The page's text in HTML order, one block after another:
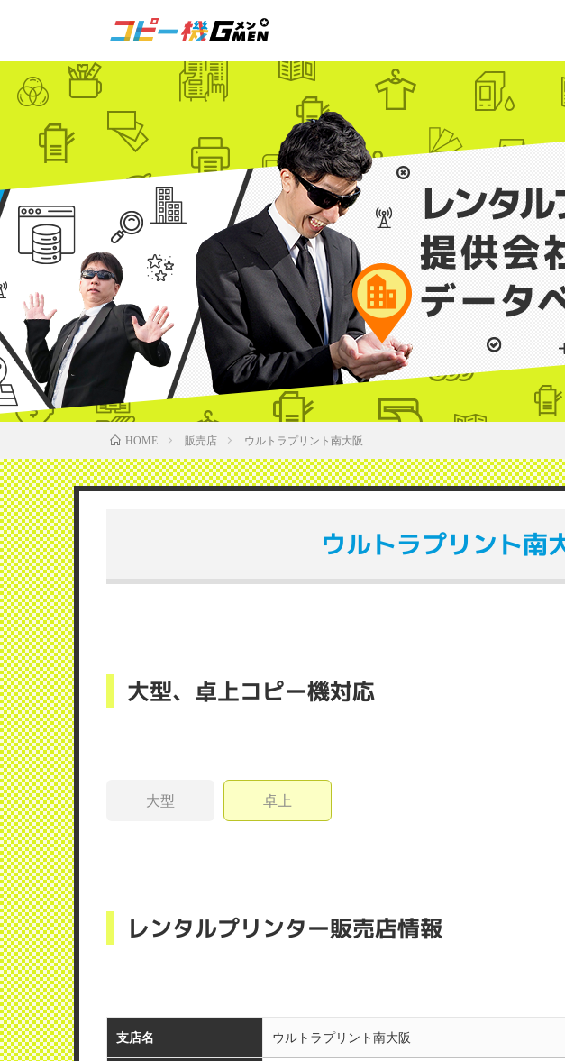
HOME 販売店 ウルトラプリント南大阪
ウルトラプリント南
大型、卓上コピー機対応
大型 卓上
レンタルプリンター販売店情報
支店名 ウルトラプリント南大阪